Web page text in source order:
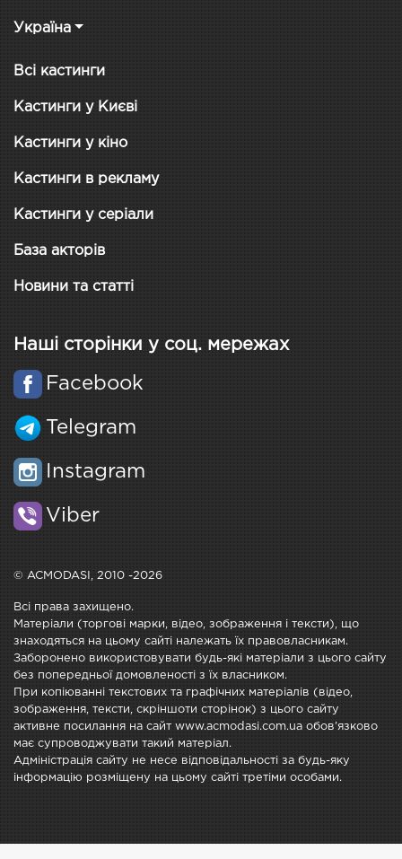
Україна
Всі кастинги
Кастинги у Києві
Кастинги у кіно
Кастинги в рекламу
Кастинги у серіали
База акторів
Новини та статті
Наші сторінки у соц. мережах
Facebook
Telegram
Instagram
Viber
© ACMODASI, 2010 -2026
Всі права захищено.
Матеріали (торгові марки, відео, зображення і тексти), що
знаходяться на цьому сайті належать їх правовласникам.
Заборонено використовувати будь-які матеріали з цього сайту
без попередньої домовленості з їх власником.
При копіюванні текстових та графічних матеріалів (відео,
зображення, тексти, скріншоти сторінок) з цього сайту
активне посилання на сайт www.acmodasi.com.ua обов'язково
має супроводжувати такий матеріал.
Адміністрація сайту не несе відповідальності за будь-яку
інформацію розміщену на цьому сайті третіми особами.